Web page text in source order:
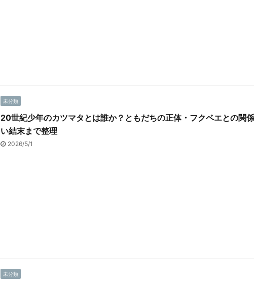
未分類
20世紀少年のカツマタとは誰か？ともだちの正体・フクベエとの関
い結末まで整理
2026/5/1
未分類